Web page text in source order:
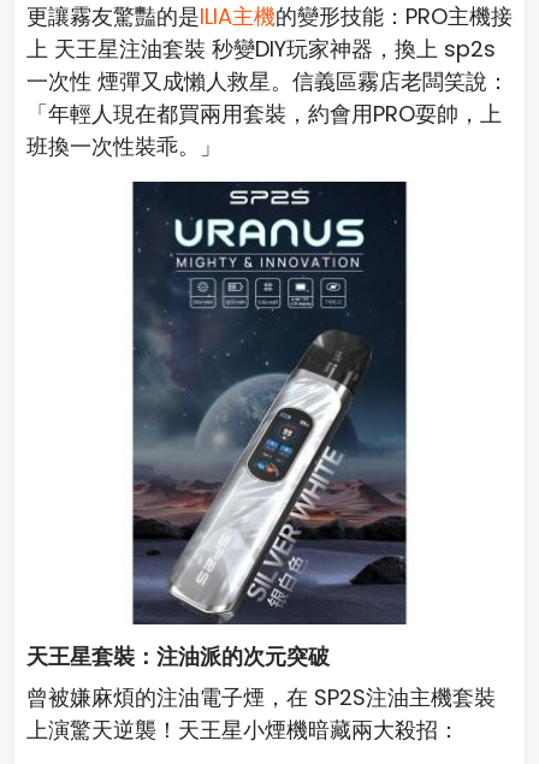
更讓霧友驚豔的是ILIA主機的變形技能：PRO主機接
上 天王星注油套裝 秒變DIY玩家神器，換上 sp2s
一次性 煙彈又成懶人救星。信義區霧店老闆笑說：
「年輕人現在都買兩用套裝，約會用PRO耍帥，上
班換一次性裝乖。」
天王星套裝：注油派的次元突破
曾被嫌麻煩的注油電子煙，在 SP2S注油主機套裝
上演驚天逆襲！天王星小煙機暗藏兩大殺招：